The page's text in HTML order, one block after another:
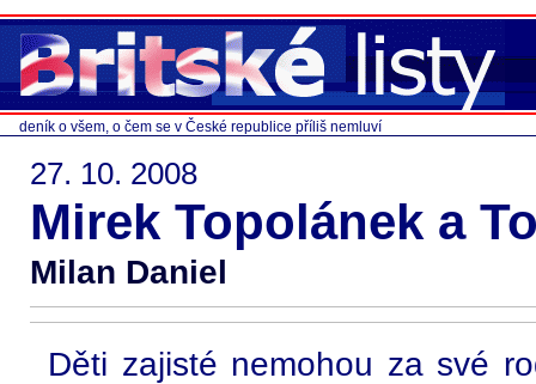
deník o všem, o čem se v České republice příliš nemluví
27. 10. 2008
Mirek Topolánek a
Milan Daniel
Děti zajisté nemohou za své